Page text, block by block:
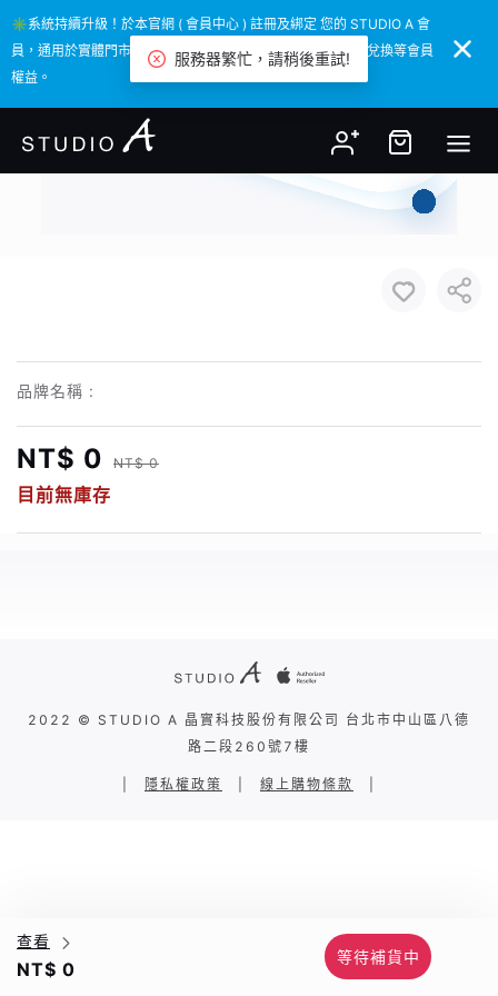
✳️系統持續升級！於本官網 ( 會員中心 ) 註冊及綁定 您的 STUDIO A 會
員，通用於實體門市 / 本官網 / APP，並可享消費積點回饋與兌換等會員
權益。
✳️系統持續升級！於本官網 ( 會員中心 ) 註冊及綁定 您的 STUDIO A 會
員，通用於實體門市 / 本官網 / APP，並可享消費積點回饋與兌換等會員
權益。
品牌名稱 :
NT$ 0 NT$ 0
目前無庫存
查看
NT$ 0
等待補貨中
2022 © STUDIO A 晶實科技股份有限公司 台北市中山區八德
路二段260號7樓
隱私權政策 線上購物條款
服務器繁忙，請稍後重試!